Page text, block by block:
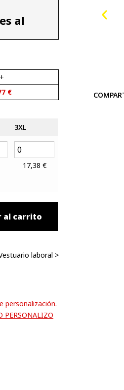
al
€
3XL
17,38 €
al carrito
laboral >
personalización.
PERSONALIZO